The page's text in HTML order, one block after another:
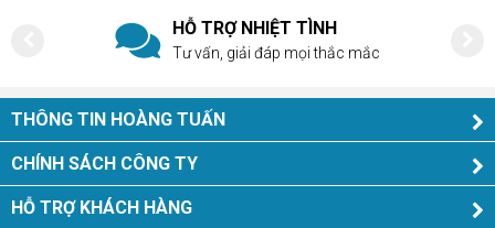
HỖ TRỢ NHIỆT TÌNH
Tư vấn, giải đáp mọi thắc mắc
THÔNG TIN HOÀNG TUẤN
CHÍNH SÁCH CÔNG TY
HỖ TRỢ KHÁCH HÀNG